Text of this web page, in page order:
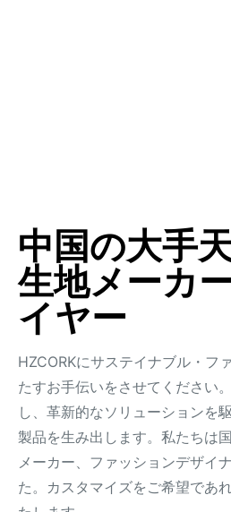
中国の大手
生地メーカ
イヤー
HZCORKにサステイナブル・フ
たすお手伝いをさせてください
し、革新的なソリューションを
製品を生み出します。私たちは
メーカー、ファッションデザイ
た。カスタマイズをご希望であ